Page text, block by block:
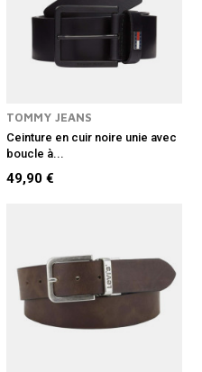
TOMMY JEANS
Ceinture en cuir noire unie avec
boucle à...
49,90 €